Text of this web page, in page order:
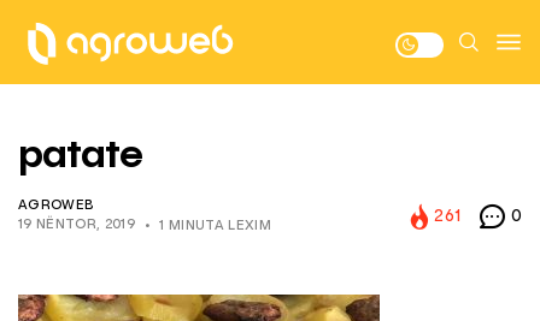
patate
AGROWEB
19 NËNTOR, 2019
1 MINUTA LEXIM
261 0